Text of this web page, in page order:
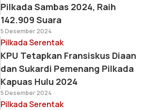
Pilkada Sambas 2024, Raih
142.909 Suara
5 Desember 2024
Pilkada Serentak
KPU Tetapkan Fransiskus Diaan
dan Sukardi Pemenang Pilkada
Kapuas Hulu 2024
5 Desember 2024
Pilkada Serentak